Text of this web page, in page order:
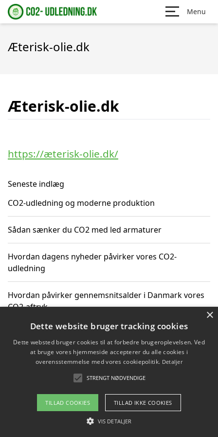
Menu
Æterisk-olie.dk
Æterisk-olie.dk
https://æterisk-olie.dk/
Seneste indlæg
CO2-udledning og moderne produktion
Sådan sænker du CO2 med led armaturer
Hvordan dagens nyheder påvirker vores CO2-
udledning
Hvordan påvirker gennemsnitsalder i Danmark vores
CO2-aftryk
Hvordan nyheder om CO2-udledning påvirker vores
hverdag
Om / kontakt
Blog Betingelser
×
Dette website bruger tracking cookies
Dette websted bruger cookies til at forbedre brugeroplevelsen. Ved
at bruge vores hjemmeside accepterer du alle cookies i
overensstemmelse med vores cookiepolitik. Detaljer
STRENGT NØDVENDIGE
TILLAD COOKIES TILLAD IKKE COOKIES
VIS DETALJER